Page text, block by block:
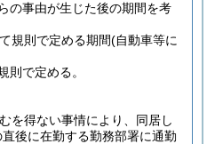
の事由が生じた後の期間を考
規則で定める期間(自動車等に
で定める。
を得ない事情により、同居し
後に在勤する勤務部署に通勤